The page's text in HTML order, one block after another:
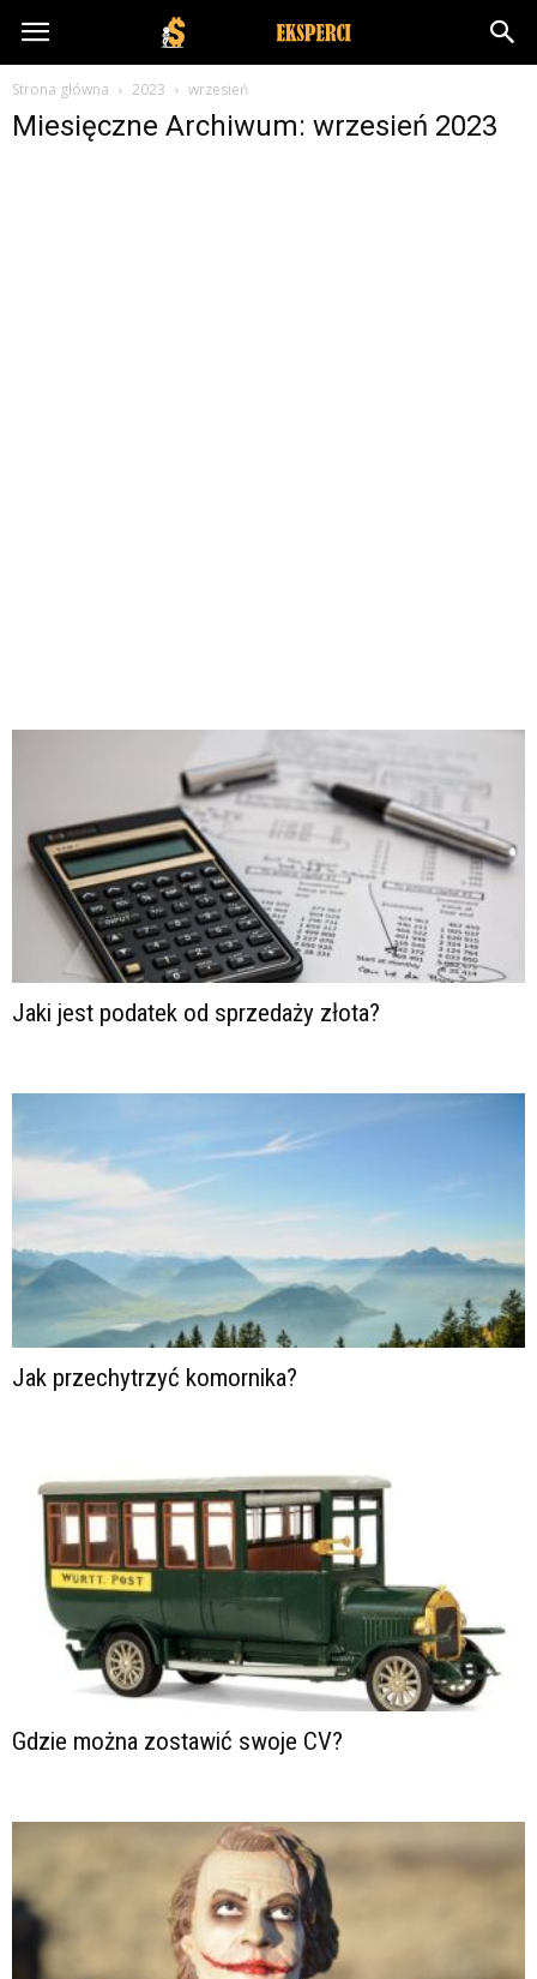
NakreceniEksperci.pl
Strona główna 2023 wrzesień
Miesięczne Archiwum: wrzesień 2023
Jaki jest podatek od sprzedaży złota?
Jak przechytrzyć komornika?
Gdzie można zostawić swoje CV?